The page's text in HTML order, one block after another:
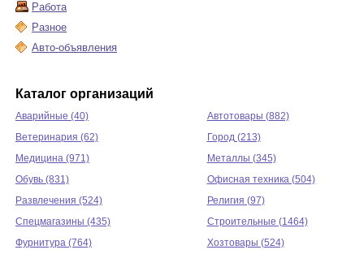
Работа
Разное
Авто-объявления
Каталог организаций
Аварийные (40)
Автотовары (882)
Ветеринария (62)
Город (213)
Медицина (971)
Металлы (345)
Обувь (831)
Офисная техника (504)
Развлечения (524)
Религия (97)
Спецмагазины (435)
Строительные (1464)
Фурнитура (764)
Хозтовары (524)